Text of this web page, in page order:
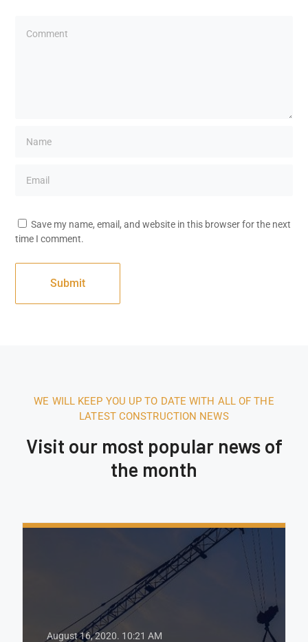
Save my name, email, and website in this browser for the next
time I comment.
WE WILL KEEP YOU UP TO DATE WITH ALL OF THE
LATEST CONSTRUCTION NEWS
Visit our most popular news of
the month
August 16, 2020. 10:21 AM